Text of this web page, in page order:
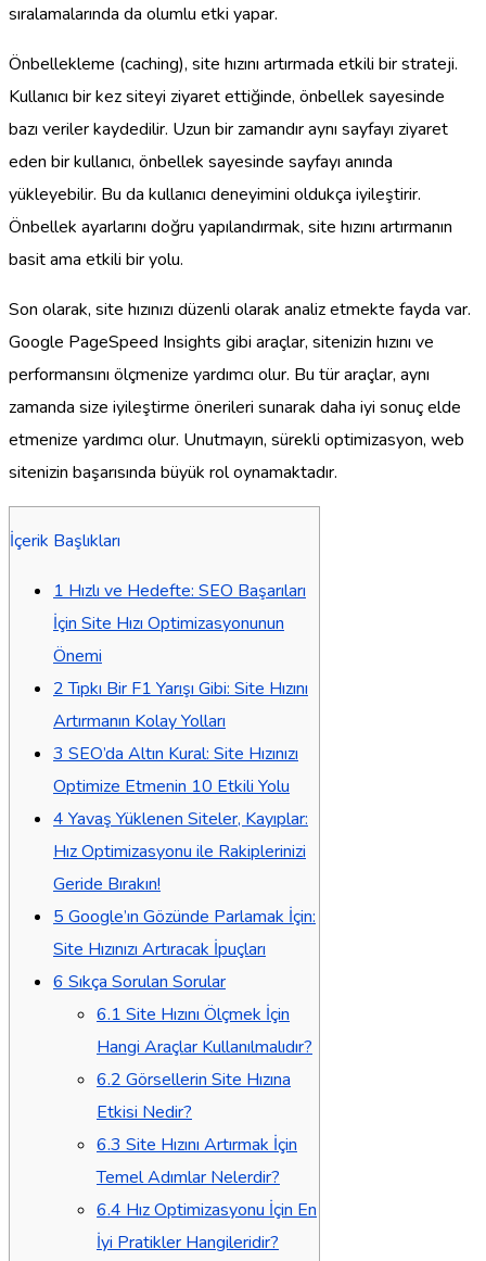
sıralamalarında da olumlu etki yapar.
Önbellekleme (caching), site hızını artırmada etkili bir strateji.
Kullanıcı bir kez siteyi ziyaret ettiğinde, önbellek sayesinde
bazı veriler kaydedilir. Uzun bir zamandır aynı sayfayı ziyaret
eden bir kullanıcı, önbellek sayesinde sayfayı anında
yükleyebilir. Bu da kullanıcı deneyimini oldukça iyileştirir.
Önbellek ayarlarını doğru yapılandırmak, site hızını artırmanın
basit ama etkili bir yolu.
Son olarak, site hızınızı düzenli olarak analiz etmekte fayda var.
Google PageSpeed Insights gibi araçlar, sitenizin hızını ve
performansını ölçmenize yardımcı olur. Bu tür araçlar, aynı
zamanda size iyileştirme önerileri sunarak daha iyi sonuç elde
etmenize yardımcı olur. Unutmayın, sürekli optimizasyon, web
sitenizin başarısında büyük rol oynamaktadır.
İçerik Başlıkları
1 Hızlı ve Hedefte: SEO Başarıları
İçin Site Hızı Optimizasyonunun
Önemi
2Tıpkı Bir F1 Yarışı Gibi: Site Hızını
Artırmanın Kolay Yolları
3 SEO’da Altın Kural: Site Hızınızı
Optimize Etmenin 10 Etkili Yolu
4 Yavaş Yüklenen Siteler, Kayıplar:
Hız Optimizasyonu ile Rakiplerinizi
Geride Bırakın!
5 Google’ın Gözünde Parlamak İçin:
Site Hızınızı Artıracak İpuçları
6 Sıkça Sorulan Sorular
6.1 Site Hızını Ölçmek İçin
Hangi Araçlar Kullanılmalıdır?
6.2 Görsellerin Site Hızına
Etkisi Nedir?
6.3 Site Hızını Artırmak İçin
Temel Adımlar Nelerdir?
6.4 Hız Optimizasyonu İçin En
İyi Pratikler Hangileridir?